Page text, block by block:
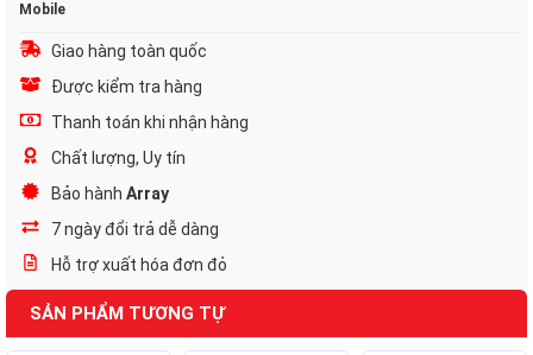
Mobile
Giao hàng toàn quốc
Được kiểm tra hàng
Thanh toán khi nhận hàng
Chất lượng, Uy tín
Bảo hành Array
7 ngày đổi trả dễ dàng
Hỗ trợ xuất hóa đơn đỏ
SẢN PHẨM TƯƠNG TỰ